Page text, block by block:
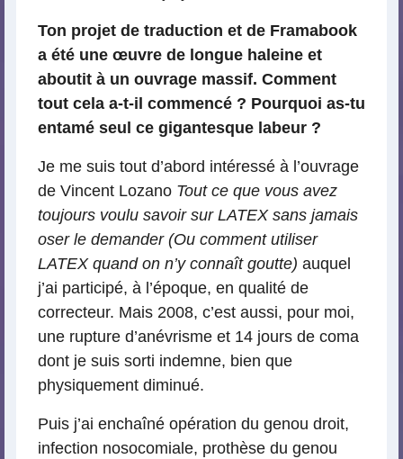
Ton projet de traduction et de Framabook
a été une œuvre de longue haleine et
aboutit à un ouvrage massif. Comment
tout cela a-t-il commencé ? Pourquoi as-tu
entamé seul ce gigantesque labeur ?
Je me suis tout d’abord intéressé à l’ouvrage
de Vincent Lozano Tout ce que vous avez
toujours voulu savoir sur LATEX sans jamais
oser le demander (Ou comment utiliser
LATEX quand on n’y connaît goutte) auquel
j’ai participé, à l’époque, en qualité de
correcteur. Mais 2008, c’est aussi, pour moi,
une rupture d’anévrisme et 14 jours de coma
dont je suis sorti indemne, bien que
physiquement diminué.
Puis j’ai enchaîné opération du genou droit,
infection nosocomiale, prothèse du genou